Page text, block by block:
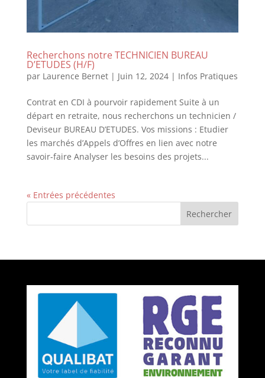
Recherchons notre TECHNICIEN BUREAU
D’ETUDES (H/F)
par Laurence Bernet| Juin 12, 2024| Infos Pratiques
Contrat en CDI à pourvoir rapidement Suite à un
départ en retraite, nous recherchons un technicien /
Deviseur BUREAU D’ETUDES. Vos missions : Etudier
les marchés d’Appels d’Offres en lien avec notre
savoir-faire Analyser les besoins des projets...
« Entrées précédentes
Rechercher